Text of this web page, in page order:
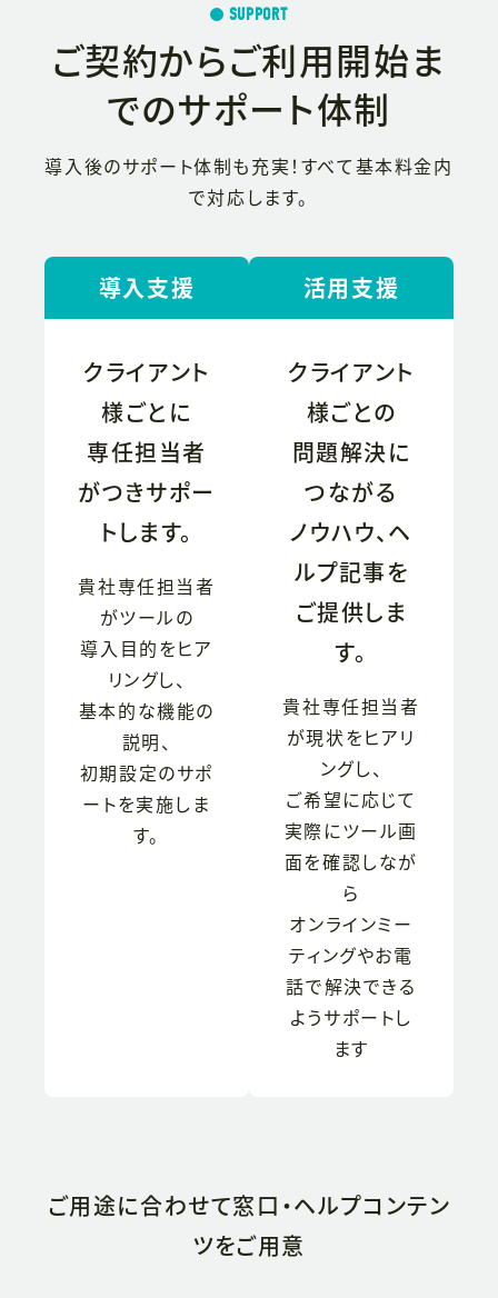
SUPPORT
ご契約からご利用開始ま
でのサポート体制
導入後のサポート体制も充実！ すべて基本料金内
で対応します。
導入支援
クライアント
様ごとに
専任担当者
がつきサポー
トします。
貴社専任担当者
がツールの
導入目的をヒア
リングし、
基本的な機能の
説明、
初期設定のサポ
ートを実施しま
す。
活用支援
クライアント
様ごとの
問題解決に
つながる
ノウハウ、ヘ
ルプ記事を
ご提供しま
す。
貴社専任担当者
が現状をヒアリ
ングし、
ご希望に応じて
実際にツール画
面を確認しなが
ら
オンラインミー
ティングやお電
話で解決できる
ようサポートし
ます
ご用途に合わせて窓口・ヘルプコンテン
ツをご用意